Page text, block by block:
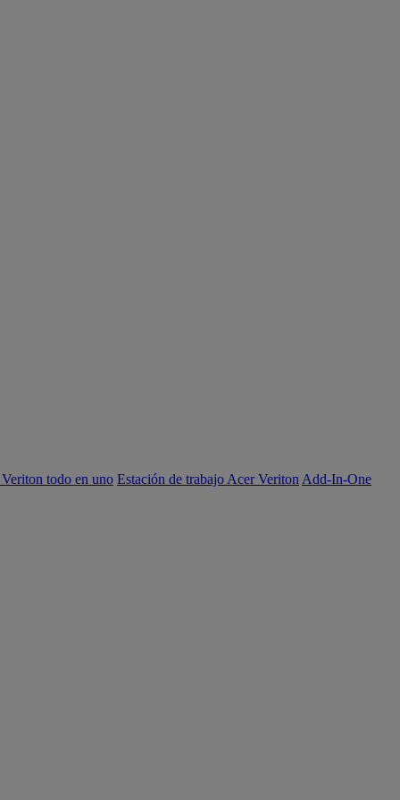
todo en uno Estación de trabajo Acer Veriton Add-In-One